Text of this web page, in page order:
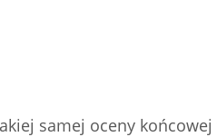
samej oceny